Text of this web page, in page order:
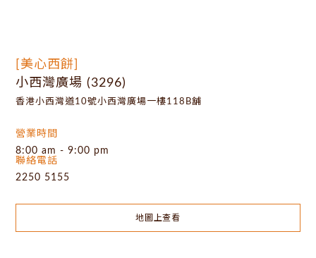
[美心西餅]
小西灣廣場 (3296)
香港小西灣道10號小西灣廣場一樓118B舖
營業時間
8:00 am - 9:00 pm
聯絡電話
2250 5155
地圖上查看